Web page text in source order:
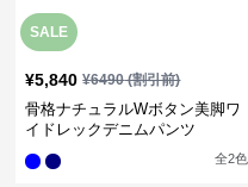
SALE
¥5,840 ¥6490(割引前)
骨格ナチュラルWボタン美脚ワ
イドレックデニムパンツ
全2色